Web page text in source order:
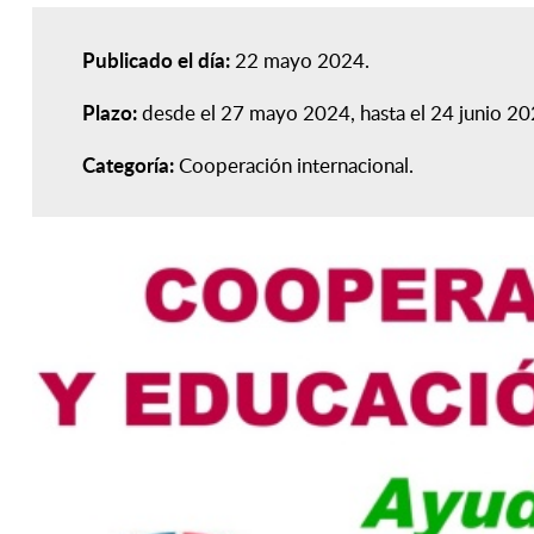
Publicado el día:22 mayo 2024
Plazo:desde el 27 mayo 2024, hasta el 24 junio
Categoría:Cooperación internacional